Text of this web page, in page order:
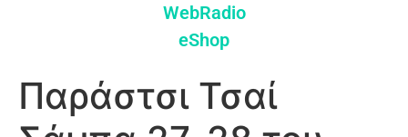
WebRadio
eShop
Παράστσι Τσαί